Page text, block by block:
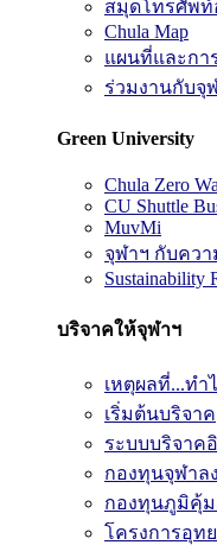
สมุดโทรศัพ
Chula Map
แผนที่และกา
ร่วมงานกับจุ
Green University
Chula Zero
CU Shuttle
MuvMi
จุฬาฯ กับคว
Sustainability
บริจาคให้จุฬาฯ
เหตุผลที่...ทำ
เริ่มต้นบริจาค
ระบบบริจาค
กองทุนจุฬา
กองทุนภูมิคุ้ม
โครงการอุท